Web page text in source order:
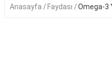
Nedir
Anasayfa Faydası Omega-3